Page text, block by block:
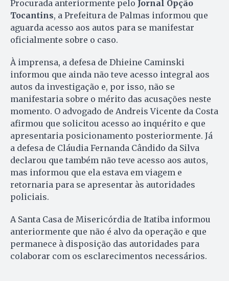
Procurada anteriormente pelo Jornal Opção
Tocantins, a Prefeitura de Palmas informou que
aguarda acesso aos autos para se manifestar
oficialmente sobre o caso.
À imprensa, a defesa de Dhieine Caminski
informou que ainda não teve acesso integral aos
autos da investigação e, por isso, não se
manifestaria sobre o mérito das acusações neste
momento. O advogado de Andreis Vicente da Costa
afirmou que solicitou acesso ao inquérito e que
apresentaria posicionamento posteriormente. Já
a defesa de Cláudia Fernanda Cândido da Silva
declarou que também não teve acesso aos autos,
mas informou que ela estava em viagem e
retornaria para se apresentar às autoridades
policiais.
A Santa Casa de Misericórdia de Itatiba informou
anteriormente que não é alvo da operação e que
permanece à disposição das autoridades para
colaborar com os esclarecimentos necessários.